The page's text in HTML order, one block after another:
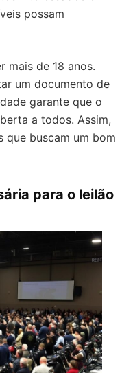
possam
mais de 18 anos.
um documento de
garante que o
a todos. Assim,
que buscam um bom
para o leilão